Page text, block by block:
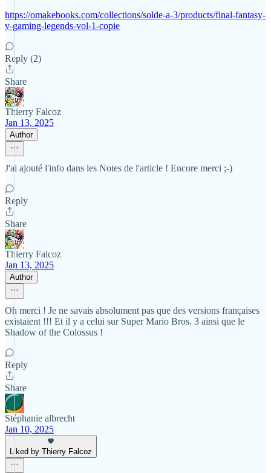
https://omakebooks.com/collections/solde-a-3/products/final-fantasy-
v-gaming-legends-vol-1-copie
Reply (2)
Share
Thierry Falcoz
Jan 13, 2025
Author
J'ai ajouté l'info dans les Notes de l'article ! Encore merci ;-)
Reply
Share
Thierry Falcoz
Jan 13, 2025
Author
Oh merci ! Je ne savais absolument pas que des versions françaises
existaient !!! Et il y a celui sur Super Mario Bros. 3 ainsi que le
Shadow of the Colossus !
Reply
Share
Stéphanie albrecht
Jan 10, 2025
Liked by Thierry Falcoz